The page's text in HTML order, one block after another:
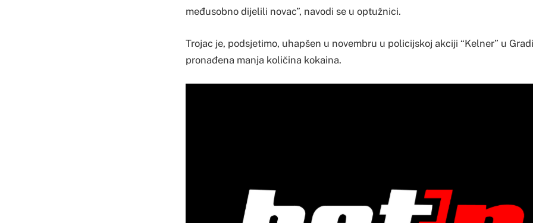
međusobno dijelili novac”, navodi se u optužnici.
Trojac je, podsjetimo, uhapšen u novembru u policijskoj akciji “Kelner” u
pronađena manja količina kokaina.